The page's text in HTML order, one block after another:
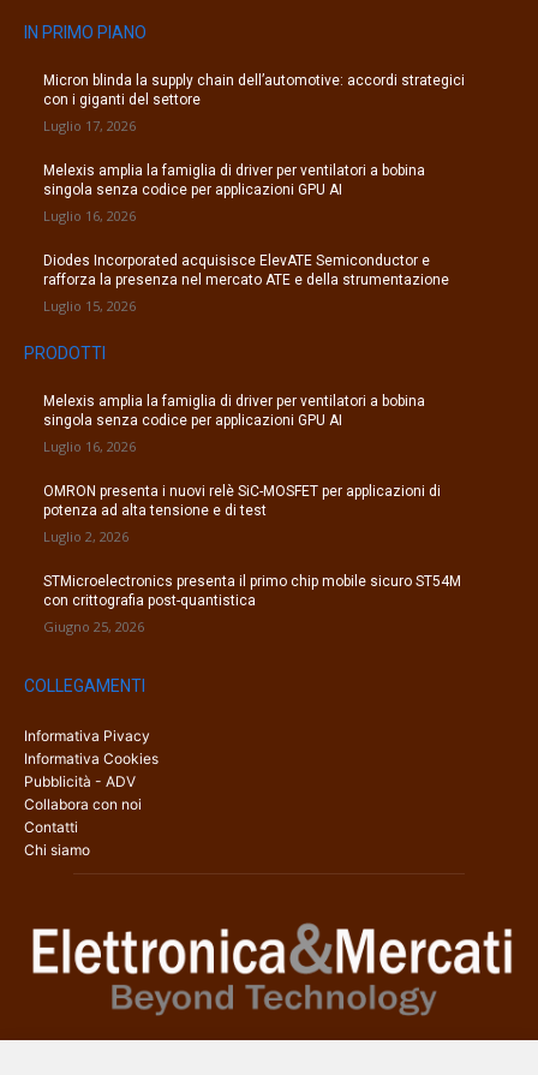
IN PRIMO PIANO
Micron blinda la supply chain dell’automotive: accordi strategici
con i giganti del settore
Luglio 17, 2026
Melexis amplia la famiglia di driver per ventilatori a bobina
singola senza codice per applicazioni GPU AI
Luglio 16, 2026
Diodes Incorporated acquisisce ElevATE Semiconductor e
rafforza la presenza nel mercato ATE e della strumentazione
Luglio 15, 2026
PRODOTTI
Melexis amplia la famiglia di driver per ventilatori a bobina
singola senza codice per applicazioni GPU AI
Luglio 16, 2026
OMRON presenta i nuovi relè SiC-MOSFET per applicazioni di
potenza ad alta tensione e di test
Luglio 2, 2026
STMicroelectronics presenta il primo chip mobile sicuro ST54M
con crittografia post-quantistica
Giugno 25, 2026
COLLEGAMENTI
Informativa Pivacy
Informativa Cookies
Pubblicità - ADV
Collabora con noi
Contatti
Chi siamo